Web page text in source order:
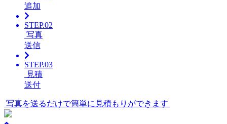
追加
STEP.02
写真
送信
STEP.03
見積
送付
写真を送るだけで簡単に見積もりができます